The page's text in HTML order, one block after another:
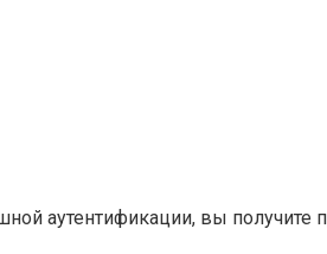
аутентификации, вы получите